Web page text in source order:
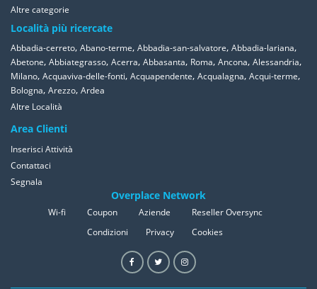
Altre categorie
Località più ricercate
Abbadia-cerreto, Abano-terme, Abbadia-san-salvatore, Abbadia-lariana,
Abetone, Abbiategrasso, Acerra, Abbasanta, Roma, Ancona, Alessandria,
Milano, Acquaviva-delle-fonti, Acquapendente, Acqualagna, Acqui-terme,
Bologna, Arezzo, Ardea
Altre Località
Area Clienti
Inserisci Attività
Contattaci
Segnala
Overplace Network
Wi-fi Coupon Aziende
Reseller Oversync
Condizioni
Privacy Cookies